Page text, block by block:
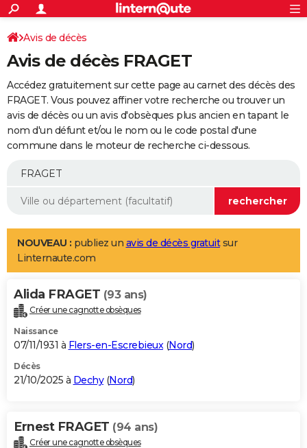
ACTUALITÉS
Politique
Société
Faits Divers
Education
Monde
Villes
+
SPORT
Coupe du monde 2026
Football
Tennis
Cyclisme
Rugby
Forum
Programme TV
TNT
Streaming
Cinéma
Sorties cinéma
Musique
+
FINANCE
Retraite
Epargne
Immobilier
Risques naturels par ville
Banque
Assurance
AUTO
Essais
Réserver un essai
Citadines
Berlines
SUV
Forum auto
+
Mobiles
Meilleur smartphone
Internet
Ordinateurs
Jeux vidéo
Guide high-tech
Aménagement intérieur
LIFESTYLE
Art de vivre
Bien-être
Loisirs
Mode
Modes de vie
Alimentation
Guide de la santé
Maladies
Médicaments
Sommeil
VOYAGE
Destinations
City break
Voyage nature
Voyage de noces
Forum
Climat
+PHOTO
GUIDES D'ACHAT
BONS PLANS
Carte de Noël
Carte Bonne année
Carte Saint-Valentin
Carte Pâques
Carte d'anniversaire
DICTIONNAIRE
Avis de décès
Avis de décès FRAGET
Accédez gratuitement sur cette page au carnet des décès des
FRAGET. Vous pouvez affiner votre recherche ou trouver un
avis de décès ou un avis d'obsèques plus ancien en tapant le
nom d'un défunt et/ou le nom ou le code postal d'une
commune dans le moteur de recherche ci-dessous.
NOUVEAU : publiez un avis de décès gratuitsur
Linternaute.com
Alida FRAGET (93 ans)
Créer une cagnotte obsèques
Naissance
07/11/1931 à Flers-en-Escrebieux(Nord)
Décès
21/10/2025 à Dechy(Nord)
Ernest FRAGET (94 ans)
Créer une cagnotte obsèques